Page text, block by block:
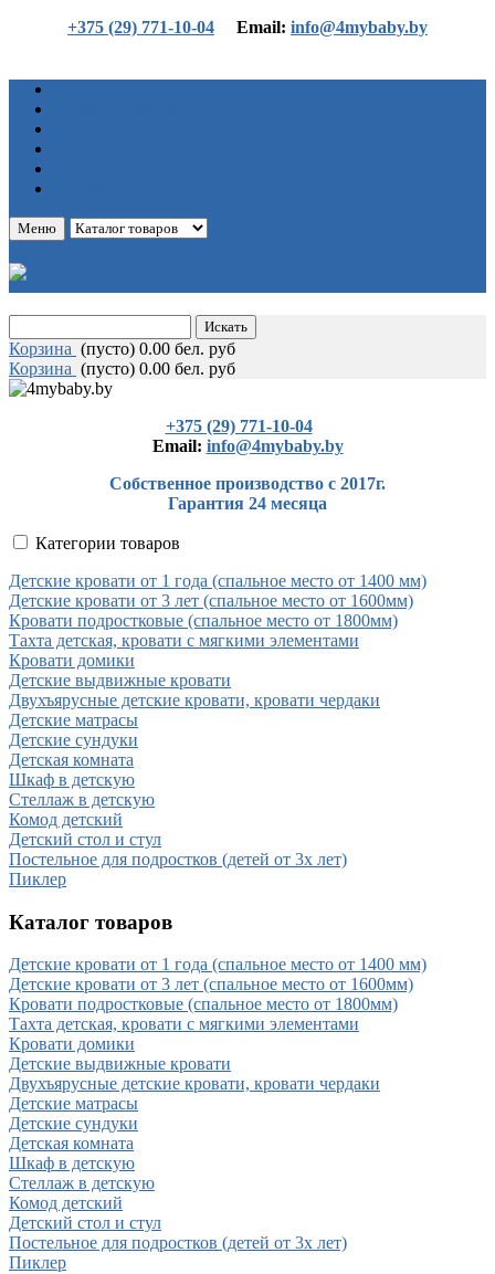
+375 (29) 771-10-04 Еmail: info@4mybaby.by
Меню
Корзина (пусто) 0.00 бел. руб
Корзина (пусто) 0.00 бел. руб
+375 (29) 771-10-04
Еmail: info@4mybaby.by
Собственное производство с 2017г.
Гарантия 24 месяца
Категории товаров
Детские кровати от 1 года (спальное место от 1400 мм)
Детские кровати от 3 лет (спальное место от 1600мм)
Кровати подростковые (спальное место от 1800мм)
Тахта детская, кровати с мягкими элементами
Кровати домики
Детские выдвижные кровати
Двухъярусные детские кровати, кровати чердаки
Детские матрасы
Детские сундуки
Детская комната
Шкаф в детскую
Стеллаж в детскую
Комод детский
Детский стол и стул
Постельное для подростков (детей от 3х лет)
Пиклер
Каталог товаров
Детские кровати от 1 года (спальное место от 1400 мм)
Детские кровати от 3 лет (спальное место от 1600мм)
Кровати подростковые (спальное место от 1800мм)
Тахта детская, кровати с мягкими элементами
Кровати домики
Детские выдвижные кровати
Двухъярусные детские кровати, кровати чердаки
Детские матрасы
Детские сундуки
Детская комната
Шкаф в детскую
Стеллаж в детскую
Комод детский
Детский стол и стул
Постельное для подростков (детей от 3х лет)
Пиклер